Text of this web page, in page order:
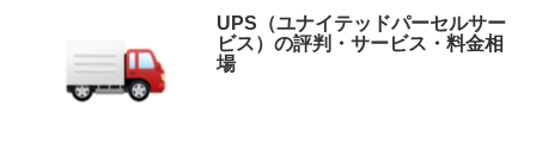
UPS（ユナイテッドパーセルサー
ビス）の評判・サービス・料金相
場